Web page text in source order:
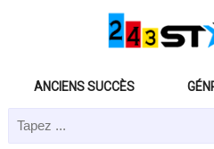
ANCIENS SUCCÈS